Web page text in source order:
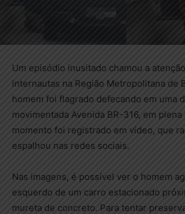
Um episódio inusitado chamou a
internautas na Região Metropolitana de
homem foi flagrado defecando em uma
movimentada Avenida BR-316, em plena
momento foi registrado em vídeo, que
espalhou nas redes sociais.
Nas imagens, é possível ver o homem
esquerdo de um carro estacionado
mureta de concreto. Para tentar